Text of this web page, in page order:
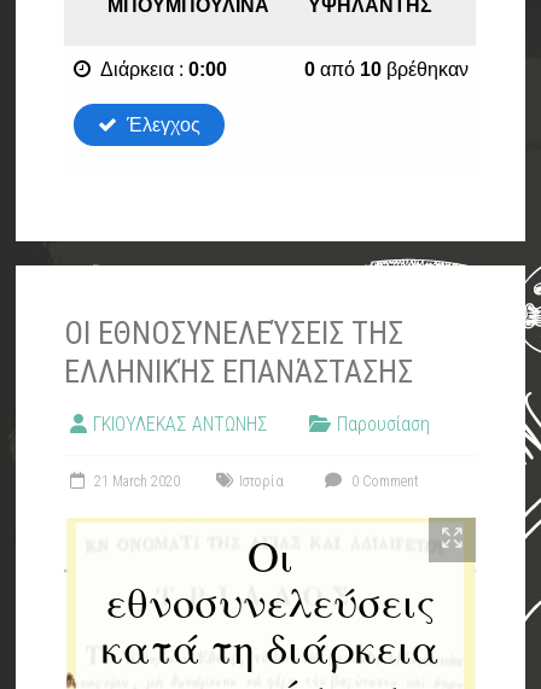
ΟΙ ΕΘΝΟΣΥΝΕΛΕΎΣΕΙΣ ΤΗΣ
ΕΛΛΗΝΙΚΉΣ ΕΠΑΝΆΣΤΑΣΗΣ
ΓΚΙΟΥΛΕΚΑΣ ΑΝΤΩΝΗΣ Παρουσίαση
21 March 2020 Ιστορία 0 Comment